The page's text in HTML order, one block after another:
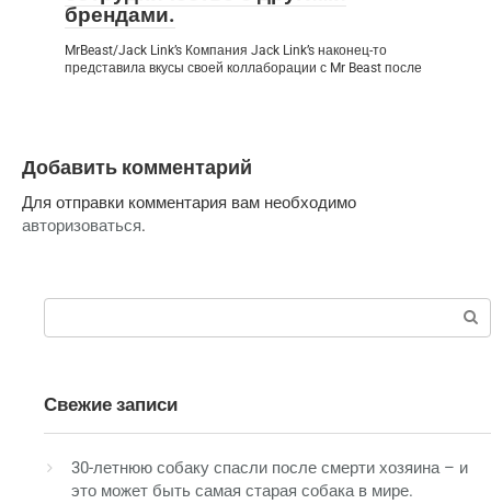
брендами.
MrBeast/Jack Link’s Компания Jack Link’s наконец-то
представила вкусы своей коллаборации с Mr Beast после
Добавить комментарий
Для отправки комментария вам необходимо
авторизоваться.
Поиск:
Свежие записи
30-летнюю собаку спасли после смерти хозяина – и
это может быть самая старая собака в мире.